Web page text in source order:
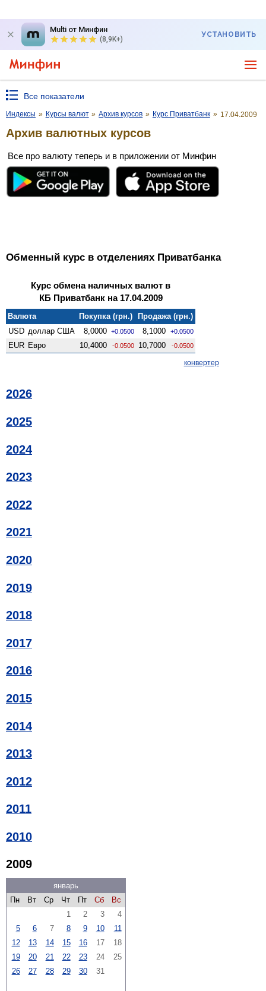
Multi от Минфин
(8,9K+)
УСТАНОВИТЬ
Все показатели
Индексы » Курсы валют » Архив курсов » Курс Приватбанк » 17.04.2009
Архив валютных курсов
Все про валюту теперь и в приложении от Минфин
Обменный курс в отделениях Приватбанка
Курс обмена наличных валют в
КБ Приватбанк на 17.04.2009
Валюта Покупка (грн.)
Продажа (грн.)
USD доллар США 8,0000 +0.0500 8,1000 +0.0500
EUR Евро 10,4000 -0.0500 10,7000 -0.0500
конвертер
2026
2025
2024
2023
2022
2021
2020
2019
2018
2017
2016
2015
2014
2013
2012
2011
2010
2009
январь
Пн
Вт Ср Чт Пт Сб
Вс
1
2 3
4
5
6 7 8 9 10
11
12
13 14 15 16 17
18
19
20 21 22 23 24
25
26
27 28 29 30 31